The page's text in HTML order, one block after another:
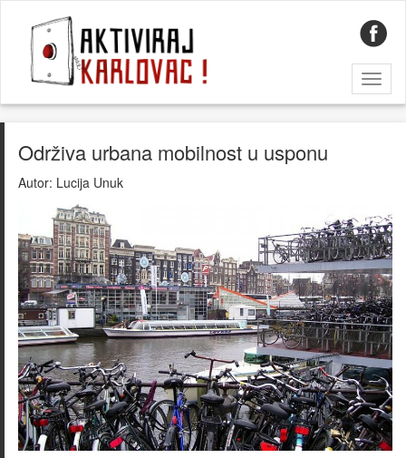
Održiva urbana mobilnost u usponu
Autor: Lucija Unuk